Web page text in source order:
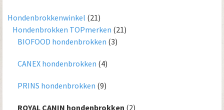
Hondenbrokkenwinkel (21)
Hondenbrokken TOPmerken (21)
BIOFOOD hondenbrokken (3)
CANEX hondenbrokken (4)
PRINS hondenbrokken (9)
ROYAL CANIN hondenbrokken (2)